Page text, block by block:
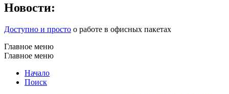
Новости:
Доступно и просто о работе в офисных пакетах
Главное меню
Главное меню
Начало
Поиск